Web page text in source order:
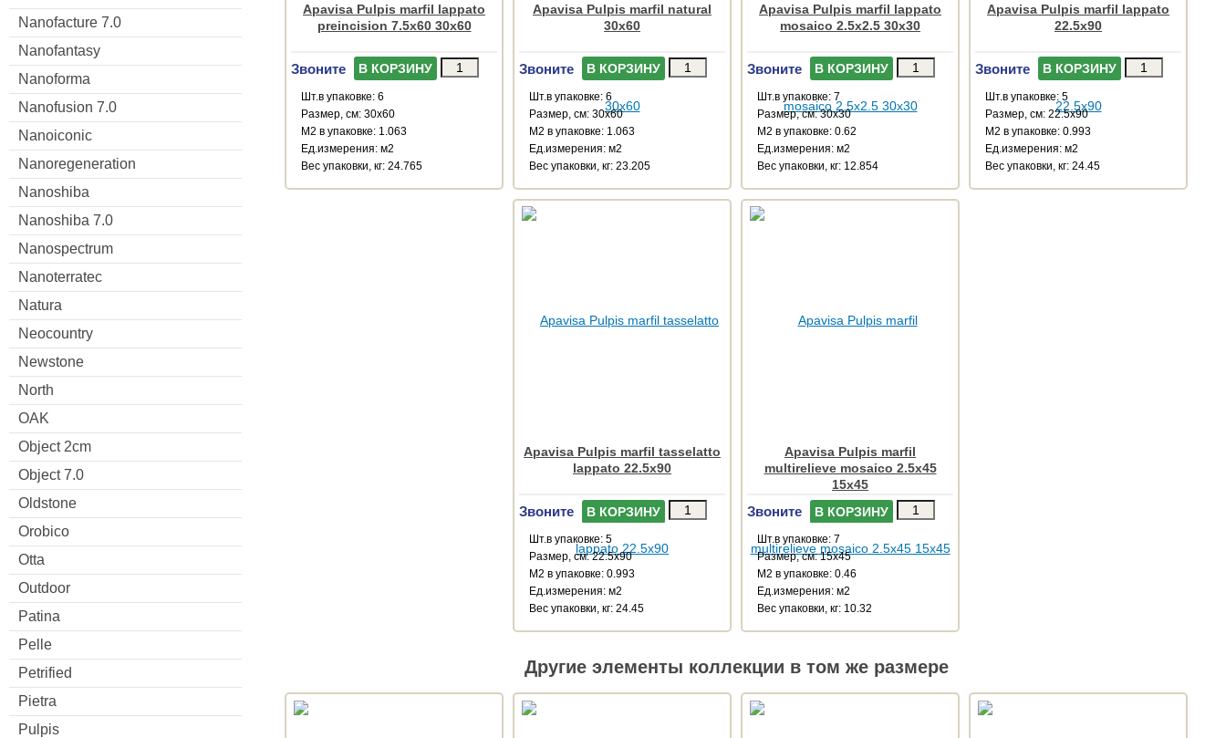
Nanofacture 7.0
Nanofantasy
Nanoforma
Nanofusion 7.0
Nanoiconic
Nanoregeneration
Nanoshiba
Nanoshiba 7.0
Nanospectrum
Nanoterratec
Natura
Neocountry
Newstone
North
OAK
Object 2cm
Object 7.0
Oldstone
Orobico
Otta
Outdoor
Patina
Pelle
Petrified
Pietra
Pulpis
Apavisa Pulpis marfil lappato
preincision 7.5x60 30x60
Звоните В КОРЗИНУ
Шт.в упаковке: 6
Размер, см: 30x60
М2 в упаковке: 1.063
Ед.измерения: м2
Веc упаковки, кг: 24.765
Apavisa Pulpis marfil natural
30x60
Звоните В КОРЗИНУ
Шт.в упаковке: 6
Размер, см: 30x60
М2 в упаковке: 1.063
Ед.измерения: м2
Веc упаковки, кг: 23.205
Apavisa Pulpis marfil lappato
mosaico 2.5x2.5 30x30
Звоните В КОРЗИНУ
Шт.в упаковке: 7
Размер, см: 30x30
М2 в упаковке: 0.62
Ед.измерения: м2
Веc упаковки, кг: 12.854
Apavisa Pulpis marfil lappato
22.5x90
Звоните В КОРЗИНУ
Шт.в упаковке: 5
Размер, см: 22.5x90
М2 в упаковке: 0.993
Ед.измерения: м2
Веc упаковки, кг: 24.45
Apavisa Pulpis marfil tasselatto
lappato 22.5x90
Звоните В КОРЗИНУ
Шт.в упаковке: 5
Размер, см: 22.5x90
М2 в упаковке: 0.993
Ед.измерения: м2
Веc упаковки, кг: 24.45
Apavisa Pulpis marfil
multirelieve mosaico 2.5x45
15x45
Звоните В КОРЗИНУ
Шт.в упаковке: 7
Размер, см: 15x45
М2 в упаковке: 0.46
Ед.измерения: м2
Веc упаковки, кг: 10.32
Другие элементы коллекции в том же размере